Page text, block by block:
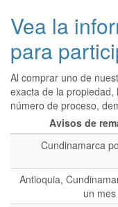
Vea la
para
Al comprar uno de
exacta de la propiedad,
número de proceso,
Avisos de
Cundinamarca
Antioquia,
un mes